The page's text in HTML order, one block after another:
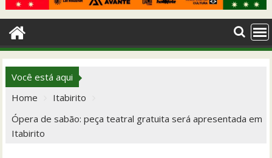
Você está aqui
Home
Itabirito
Ópera de sabão: peça teatral gratuita será apresentada em
Itabirito